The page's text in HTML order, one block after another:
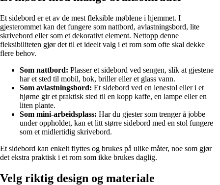
Et sidebord er et av de mest fleksible møblene i hjemmet. I
gjesterommet kan det fungere som nattbord, avlastningsbord, lite
skrivebord eller som et dekorativt element. Nettopp denne
fleksibiliteten gjør det til et ideelt valg i et rom som ofte skal dekke
flere behov.
Som nattbord: Plasser et sidebord ved sengen, slik at gjestene
har et sted til mobil, bok, briller eller et glass vann.
Som avlastningsbord: Et sidebord ved en lenestol eller i et
hjørne gir et praktisk sted til en kopp kaffe, en lampe eller en
liten plante.
Som mini-arbeidsplass: Har du gjester som trenger å jobbe
under oppholdet, kan et litt større sidebord med en stol fungere
som et midlertidig skrivebord.
Et sidebord kan enkelt flyttes og brukes på ulike måter, noe som gjør
det ekstra praktisk i et rom som ikke brukes daglig.
Velg riktig design og materiale